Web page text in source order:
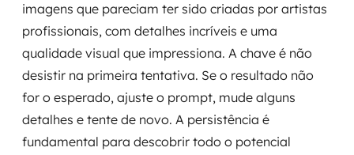
imagens que pareciam ter sido criadas por artistas
profissionais, com detalhes incríveis e uma
qualidade visual que impressiona. A chave é não
desistir na primeira tentativa. Se o resultado não
for o esperado, ajuste o prompt, mude alguns
detalhes e tente de novo. A persistência é
fundamental para descobrir todo o potencial